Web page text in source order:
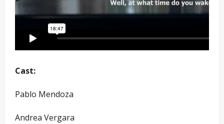
Cast:
Pablo Mendoza
Andrea Vergara